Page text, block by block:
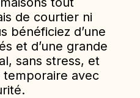
de courtier ni
bénéficiez d’une
et d’une grande
sans stress, et
avec